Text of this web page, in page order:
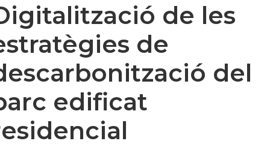
de les
de
del
edificat